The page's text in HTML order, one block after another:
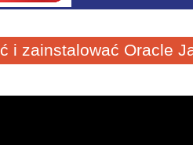
i zainstalować Oracle